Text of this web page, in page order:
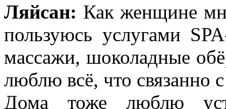
Ляйсан: Как женщине
пользуюсь услугами
массажи, шоколадные
люблю всё, что связанно
Дома тоже люблю